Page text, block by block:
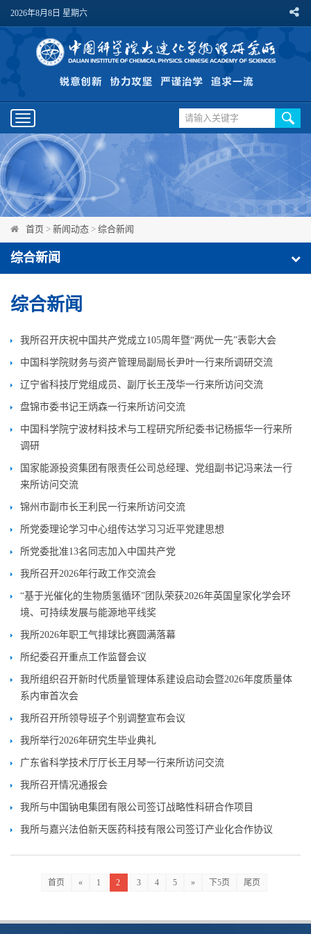
2026年8月8日 星期六
Toggle
navigation
首页 > 新闻动态 > 综合新闻
综合新闻
综合新闻
我所召开庆祝中国共产党成立105周年暨“两优一先”表彰大会
中国科学院财务与资产管理局副局长尹叶一行来所调研交流
辽宁省科技厅党组成员、副厅长王茂华一行来所访问交流
盘锦市委书记王炳森一行来所访问交流
中国科学院宁波材料技术与工程研究所纪委书记杨振华一行来所
调研
国家能源投资集团有限责任公司总经理、党组副书记冯来法一行
来所访问交流
锦州市副市长王利民一行来所访问交流
所党委理论学习中心组传达学习习近平党建思想
所党委批准13名同志加入中国共产党
我所召开2026年行政工作交流会
“基于光催化的生物质氢循环”团队荣获2026年英国皇家化学会环
境、可持续发展与能源地平线奖
我所2026年职工气排球比赛圆满落幕
所纪委召开重点工作监督会议
我所组织召开新时代质量管理体系建设启动会暨2026年度质量体
系内审首次会
我所召开所领导班子个别调整宣布会议
我所举行2026年研究生毕业典礼
广东省科学技术厅厅长王月琴一行来所访问交流
我所召开情况通报会
我所与中国钠电集团有限公司签订战略性科研合作项目
我所与嘉兴法伯新天医药科技有限公司签订产业化合作协议
首页 « 1 2 3 4 5 » 下5页 尾页